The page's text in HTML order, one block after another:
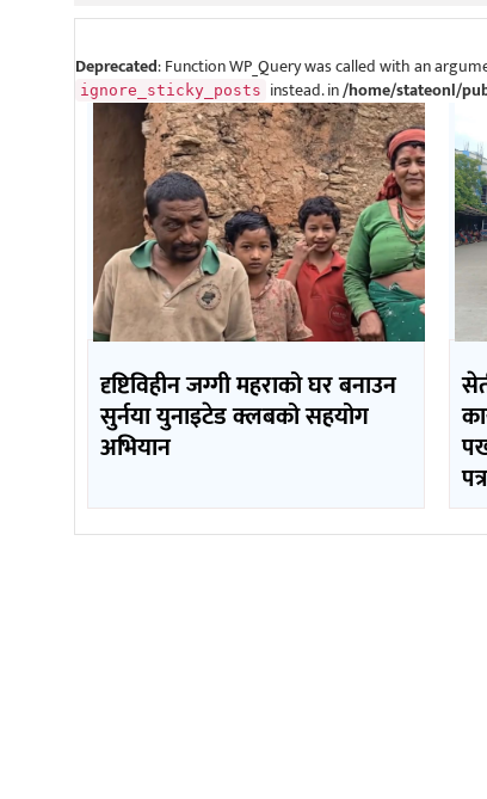
Deprecated: Function WP_Query was called with an
ignore_sticky_posts instead. in/home/stateonl/
दृष्टिविहीन जग्गी महराको घर बनाउन
सुर्नया युनाइटेड क्लबको सहयोग
अभियान